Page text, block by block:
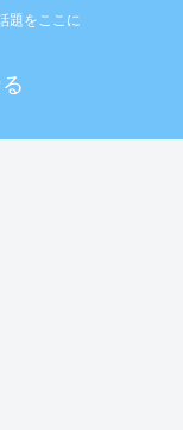
題をここに